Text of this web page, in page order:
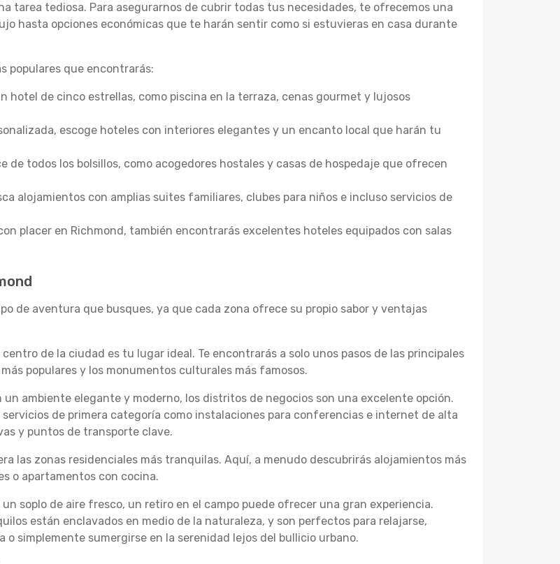
tarea tediosa. Para asegurarnos de cubrir todas tus necesidades, te ofrecemos una
hasta opciones económicas que te harán sentir como si estuvieras en casa durante
populares que encontrarás:
hotel de cinco estrellas, como piscina en la terraza, cenas gourmet y lujosos
escoge hoteles con interiores elegantes y un encanto local que harán tu
de todos los bolsillos, como acogedores hostales y casas de hospedaje que ofrecen
alojamientos con amplias suites familiares, clubes para niños e incluso servicios de
placer en Richmond, también encontrarás excelentes hoteles equipados con salas
de aventura que busques, ya que cada zona ofrece su propio sabor y ventajas
de la ciudad es tu lugar ideal. Te encontrarás a solo unos pasos de las principales
populares y los monumentos culturales más famosos.
ambiente elegante y moderno, los distritos de negocios son una excelente opción.
de primera categoría como instalaciones para conferencias e internet de alta
y puntos de transporte clave.
las zonas residenciales más tranquilas. Aquí, a menudo descubrirás alojamientos más
o apartamentos con cocina.
soplo de aire fresco, un retiro en el campo puede ofrecer una gran experiencia.
están enclavados en medio de la naturaleza, y son perfectos para relajarse,
simplemente sumergirse en la serenidad lejos del bullicio urbano.